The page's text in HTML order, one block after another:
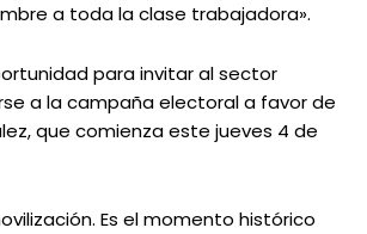
a toda la clase trabajadora».
para invitar al sector
a la campaña electoral a favor de
que comienza este jueves 4 de
Es el momento histórico